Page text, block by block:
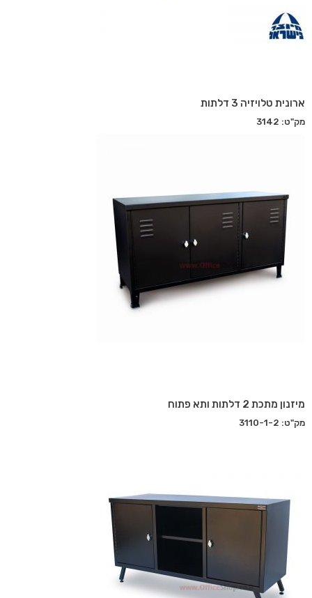
ארונית טלויזיה 3 דלתות
מק"ט: 3142
מיזנון מתכת 2 דלתות ותא פתוח
מק"ט: 3110-1-2